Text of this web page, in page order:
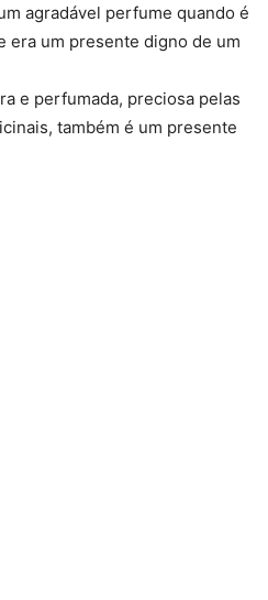
agradável perfume quando é
era um presente digno de um
e perfumada, preciosa pelas
também é um presente